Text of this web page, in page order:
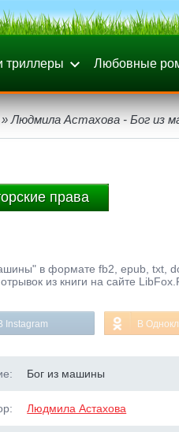
триллеры Любовные
» Людмила Астахова - Бог из
права
в формате fb2, epub, txt,
из книги на сайте
Instagram В
Бог из машины
Людмила Астахова